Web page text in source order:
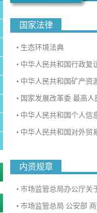
不正当竞争法》自
国家法律
• 生态环境法典
• 中华人民共和国行政复
• 中华人民共和国矿产资
• 国家发展改革委 最高
• 中华人民共和国个人信
• 中华人民共和国对外贸
内资规章
•市场监管总局办公厅关
•市场监管总局 公安部